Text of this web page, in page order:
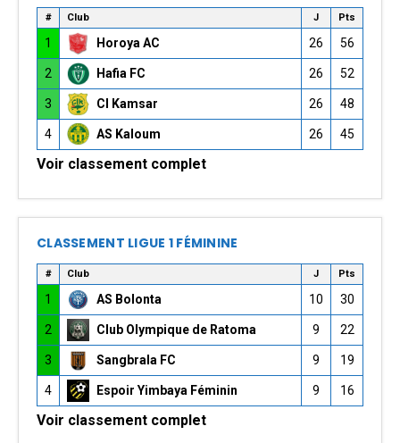
# Club J Pts
1 Horoya AC 26 56
2 Hafia FC 26 52
3 CI Kamsar 26 48
4 AS Kaloum 26 45
Voir classement complet
CLASSEMENT LIGUE 1 FÉMININE
# Club J Pts
1 AS Bolonta 10 30
2 Club Olympique de Ratoma 9 22
3 Sangbrala FC 9 19
4 Espoir Yimbaya Féminin 9 16
Voir classement complet